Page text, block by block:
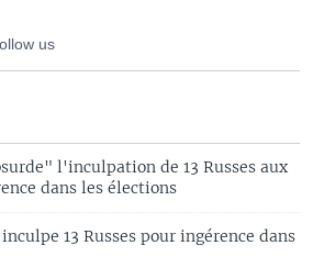
us
l'inculpation de 13 Russes aux
dans les élections
13 Russes pour ingérence dans